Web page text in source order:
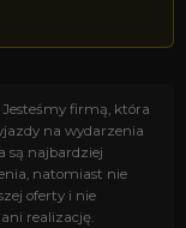
firmą, która
na wydarzenia
są najbardziej
natomiast nie
oferty i nie
realizację.